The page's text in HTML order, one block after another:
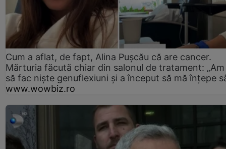
Cum a aflat, de fapt, Alina Pușcău că are cancer.
Mărturia făcută chiar din salonul de tratament:
să fac niște genuflexiuni și a început să mă înțepe
www.wowbiz.ro